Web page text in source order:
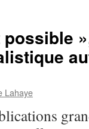
Lahaye